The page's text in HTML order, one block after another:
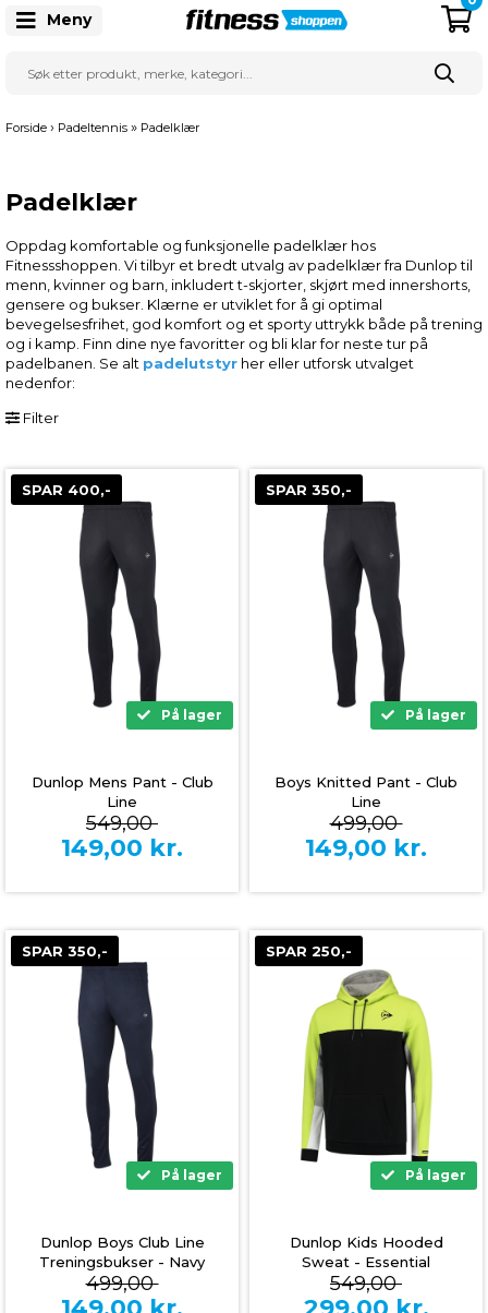
Meny
Forside › Padeltennis » Padelklær
Padelklær
Oppdag komfortable og funksjonelle padelklær hos
Fitnessshoppen. Vi tilbyr et bredt utvalg av padelklær fra Dunlop til
menn, kvinner og barn, inkludert t-skjorter, skjørt med innershorts,
gensere og bukser. Klærne er utviklet for å gi optimal
bevegelsesfrihet, god komfort og et sporty uttrykk både på trening
og i kamp. Finn dine nye favoritter og bli klar for neste tur på
padelbanen. Se alt padelutstyr her eller utforsk utvalget
nedenfor:
Filter
SPAR 400,-
På lager
Dunlop Mens Pant - Club
Line
549,00
149,00 kr.
SPAR 350,-
På lager
Boys Knitted Pant - Club
Line
499,00
149,00 kr.
SPAR 350,-
På lager
Dunlop Boys Club Line
Treningsbukser - Navy
499,00
SPAR 250,-
På lager
Dunlop Kids Hooded
Sweat - Essential
549,00